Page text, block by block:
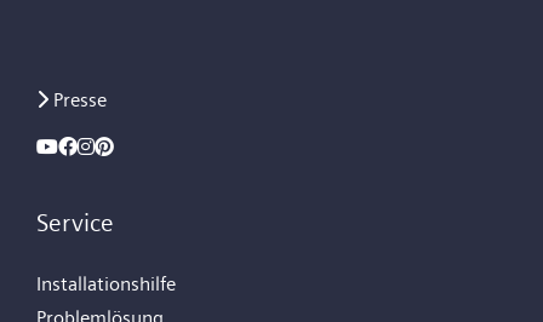
Presse
Service
Installationshilfe
Problemlösung